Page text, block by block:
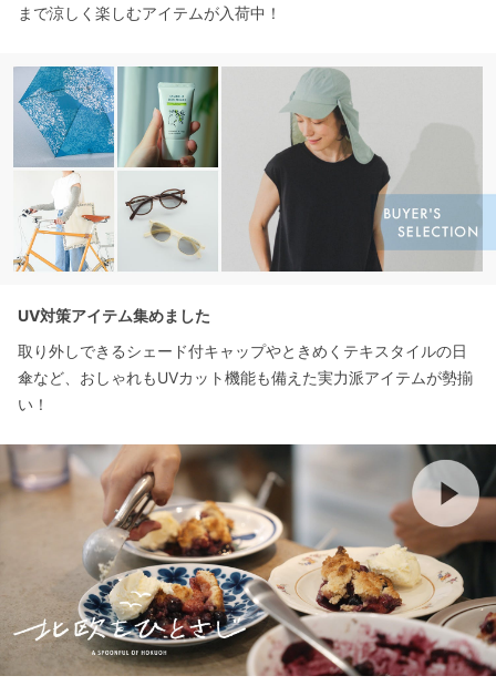
まで涼しく楽しむアイテムが入荷中！
UV対策アイテム集めました
取り外しできるシェード付キャップやときめくテキスタイルの日
傘など、おしゃれもUVカット機能も備えた実力派アイテムが勢揃
い！